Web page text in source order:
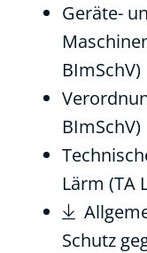
Geräte-
BImSchV)
BImSchV)
Lärm (TA
Schutz